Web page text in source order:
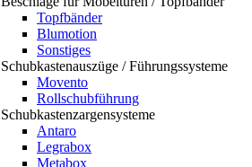
Topfbänder
Blumotion
Sonstiges
Schubkastenauszüge / Führungssysteme
Movento
Rollschubführung
Schubkastenzargensysteme
Antaro
Legrabox
Metabox